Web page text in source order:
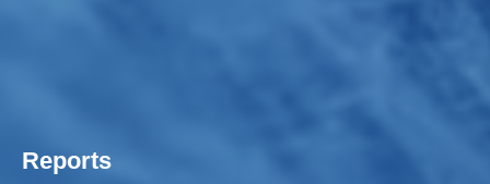
Reports